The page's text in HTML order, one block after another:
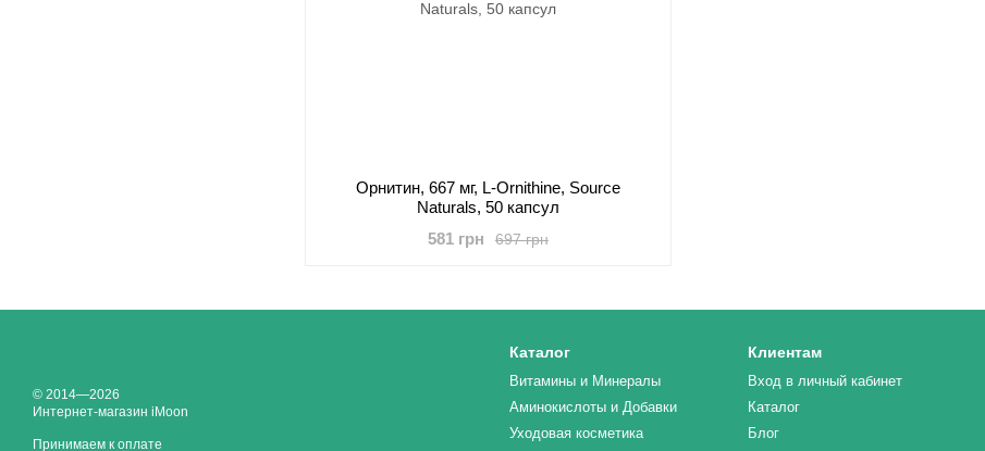
Орнитин, 667 мг, L-Ornithine, Source
Naturals, 50 капсул
697 грн
581 грн
© 2014—2026
Интернет-магазин iMoon
Принимаем к оплате
Каталог
Витамины и Минералы
Аминокислоты и Добавки
Уходовая косметика
Клиентам
Вход в личный кабинет
Каталог
Блог